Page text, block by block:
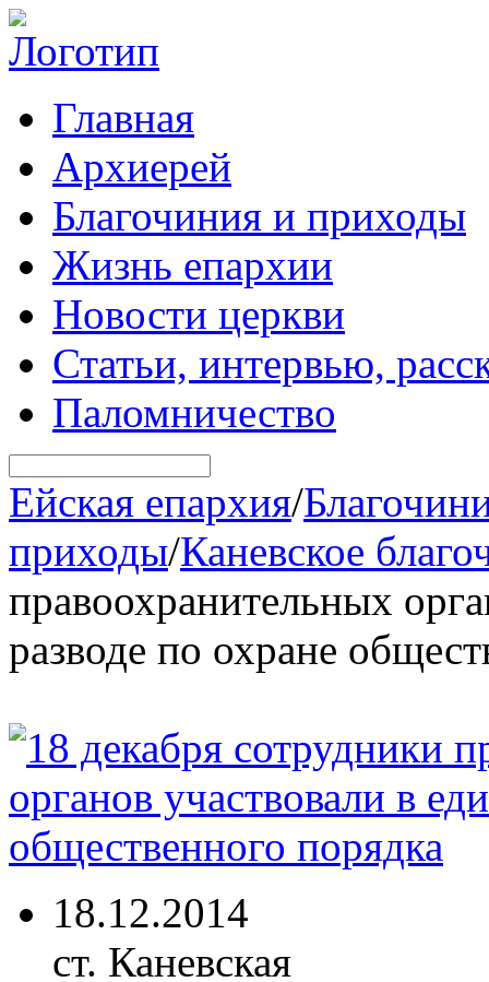
Главная
Архиерей
Благочиния и приходы
Жизнь епархии
Новости церкви
Статьи, интервью,
Паломничество
Ейская епархия/
приходы/Каневское
правоохранительных
разводе по охране
18.12.2014
ст. Каневская